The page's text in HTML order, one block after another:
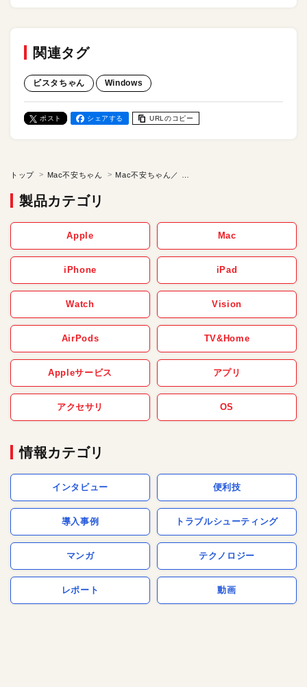
関連タグ
ビスタちゃん Windows
ポスト シェアする URLのコピー
トップ Mac不安ちゃん
製品カテゴリ
Apple Mac
iPhone iPad
Watch Vision
AirPods TV&Home
Appleサービス アプリ
アクセサリ OS
情報カテゴリ
インタビュー 便利技
導入事例 トラブルシューティング
マンガ テクノロジー
レポート 動画